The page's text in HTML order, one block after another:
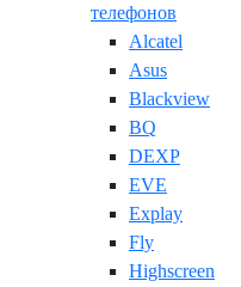
телефонов
Alcatel
Asus
Blackview
BQ
DEXP
EVE
Explay
Fly
Highscreen